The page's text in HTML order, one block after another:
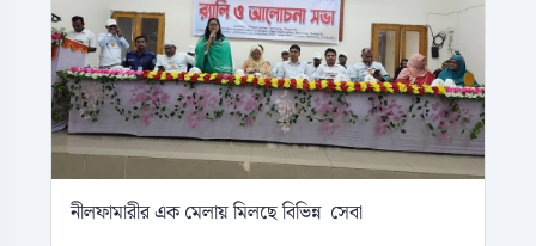
নীলফামারীর এক মেলায় মিলছে বিভিন্ন সেবা